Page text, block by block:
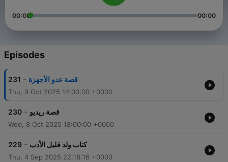
00:00 00:00
Episodes
231 - قصة عدو الأجهزة
Thu, 9 Oct 2025 14:00:00 +0000
230 - قصة ريديو
Wed, 8 Oct 2025 18:00:00 +0000
229 - كتاب ولد قليل الأدب
Thu, 4 Sep 2025 22:18:16 +0000